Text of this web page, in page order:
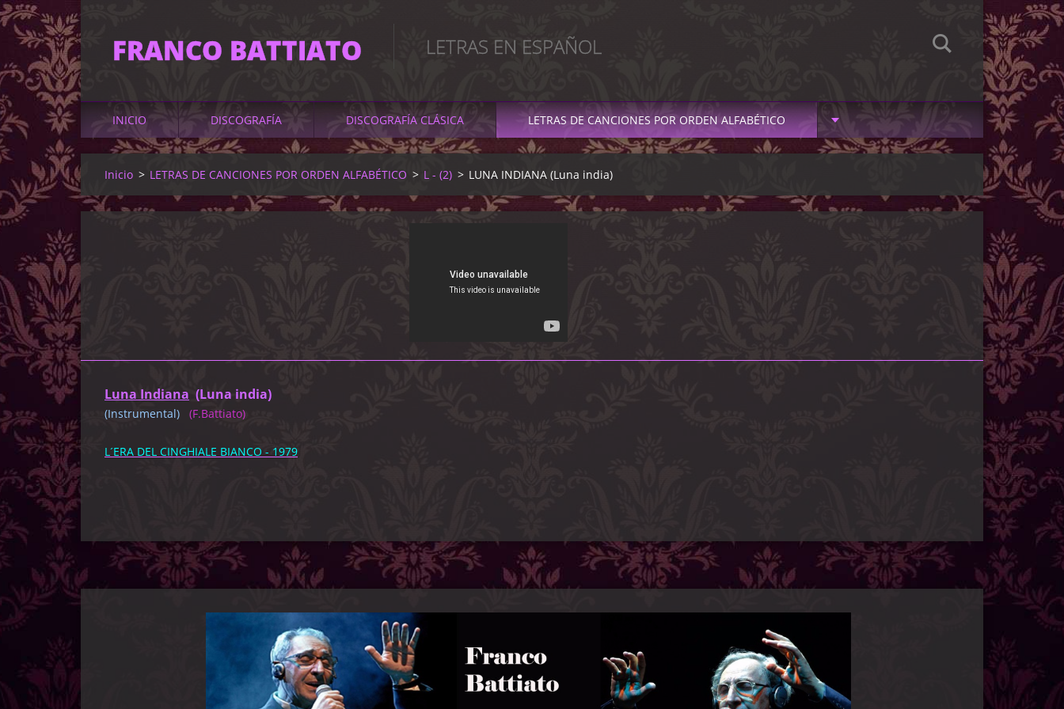
FRANCO BATTIATO LETRAS EN ESPAÑOL
INICIO DISCOGRAFÍA DISCOGRAFÍA CLÁSICA LETRAS DE CANCIONES POR ORDEN ALFABÉTICO
Inicio > LETRAS DE CANCIONES POR ORDEN ALFABÉTICO > L - (2) > LUNA INDIANA (Luna india)
Luna Indiana (Luna india)
(Instrumental) (F.Battiato)
L´ERA DEL CINGHIALE BIANCO - 1979